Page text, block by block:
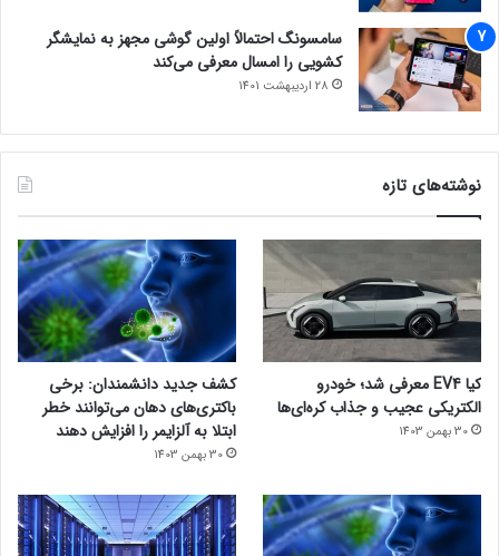
سامسونگ احتمالاً اولین گوشی مجهز به نمایشگر
کشویی را امسال معرفی می‌کند
28 اردیبهشت 1401
نوشته‌های تازه
کیا EV4 معرفی شد؛ خودرو
الکتریکی عجیب و جذاب کره‌ای‌ها
30 بهمن 1403
کشف جدید دانشمندان: برخی
باکتری‌های دهان می‌توانند خطر
ابتلا به آلزایمر را افزایش دهند
30 بهمن 1403